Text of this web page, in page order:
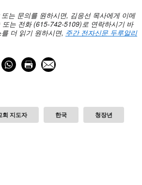
는 문의를 원하시면, 김응선 목사에게 이메
또는 전화 (615-742-5109)로 연락하시기 바
더 읽기 원하시면, 주간 전자신문 두루알리
회 지도자 한국 청장년